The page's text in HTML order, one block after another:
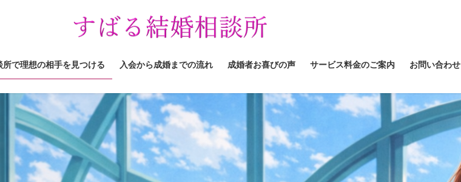
ツ
へ
ス
シ
ョ
ン
で理想の相手を見つける 入会から成婚までの流れ 成婚者お喜びの声 サービス料金のご案内 お問い合わせ